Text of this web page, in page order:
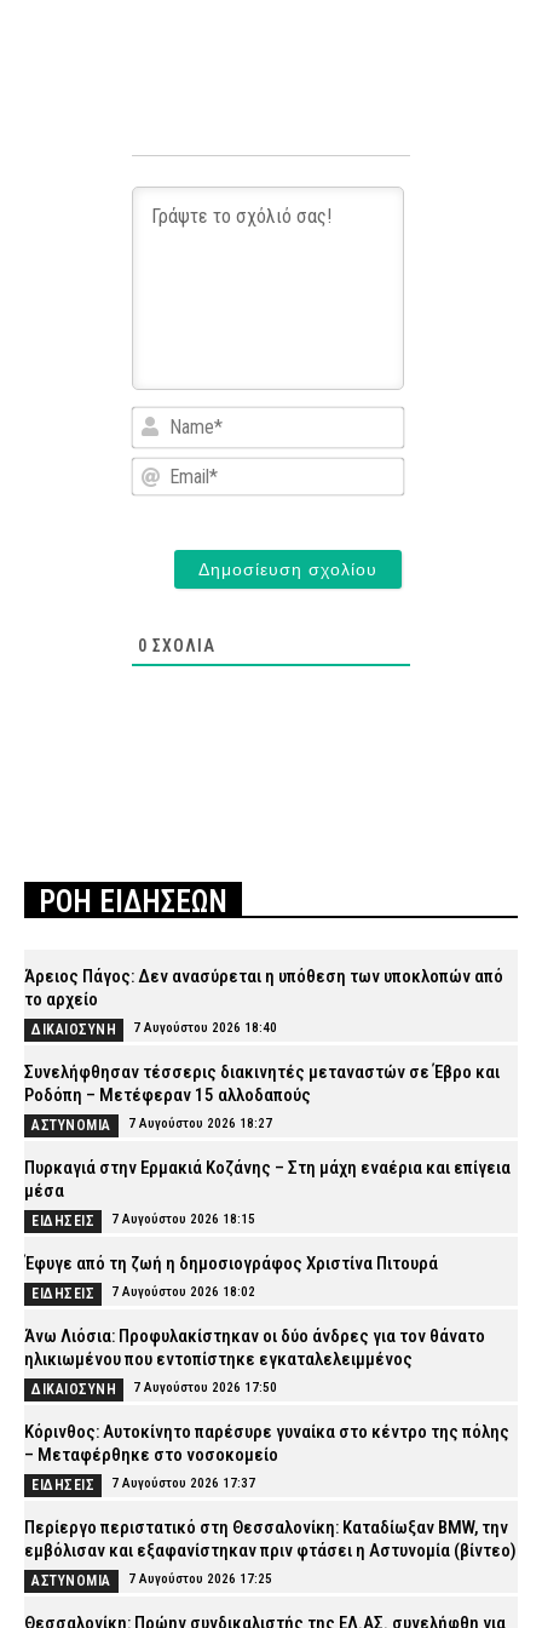
Name*
Email*
0 ΣΧΌΛΙΑ
ΡΟΗ ΕΙΔΗΣΕΩΝ
Άρειος Πάγος: Δεν ανασύρεται η υπόθεση των υποκλοπών από
το αρχείο
ΔΙΚΑΙΟΣΥΝΗ 7 Αυγούστου 2026 18:40
Συνελήφθησαν τέσσερις διακινητές μεταναστών σε Έβρο και
Ροδόπη – Μετέφεραν 15 αλλοδαπούς
ΑΣΤΥΝΟΜΙΑ 7 Αυγούστου 2026 18:27
Πυρκαγιά στην Ερμακιά Κοζάνης – Στη μάχη εναέρια και επίγεια
μέσα
ΕΙΔΗΣΕΙΣ 7 Αυγούστου 2026 18:15
Έφυγε από τη ζωή η δημοσιογράφος Χριστίνα Πιτουρά
ΕΙΔΗΣΕΙΣ 7 Αυγούστου 2026 18:02
Άνω Λιόσια: Προφυλακίστηκαν οι δύο άνδρες για τον θάνατο
ηλικιωμένου που εντοπίστηκε εγκαταλελειμμένος
ΔΙΚΑΙΟΣΥΝΗ 7 Αυγούστου 2026 17:50
Κόρινθος: Αυτοκίνητο παρέσυρε γυναίκα στο κέντρο της πόλης
– Μεταφέρθηκε στο νοσοκομείο
ΕΙΔΗΣΕΙΣ 7 Αυγούστου 2026 17:37
Περίεργο περιστατικό στη Θεσσαλονίκη: Καταδίωξαν BMW, την
εμβόλισαν και εξαφανίστηκαν πριν φτάσει η Αστυνομία (βίντεο)
ΑΣΤΥΝΟΜΙΑ 7 Αυγούστου 2026 17:25
Θεσσαλονίκη: Πρώην συνδικαλιστής της ΕΛ.ΑΣ. συνελήφθη για